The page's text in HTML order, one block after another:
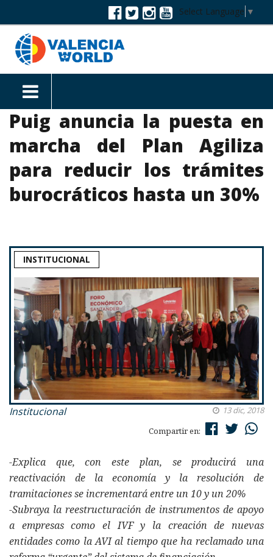
Select Language ▼
Puig anuncia la puesta en
marcha del Plan Agiliza
para reducir los trámites
burocráticos hasta un 30%
INSTITUCIONAL
Institucional
13 dic, 2018
Compartir en:
-Explica que, con este plan, se producirá una
reactivación de la economía y la resolución de
tramitaciones se incrementará entre un 10 y un 20%
-Subraya la reestructuración de instrumentos de apoyo
a empresas como el IVF y la creación de nuevas
entidades como la AVI al tiempo que ha reclamado una